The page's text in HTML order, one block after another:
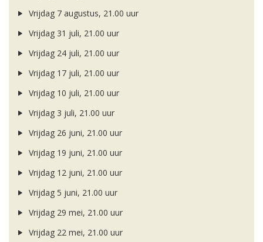
Vrijdag 7 augustus, 21.00 uur
Vrijdag 31 juli, 21.00 uur
Vrijdag 24 juli, 21.00 uur
Vrijdag 17 juli, 21.00 uur
Vrijdag 10 juli, 21.00 uur
Vrijdag 3 juli, 21.00 uur
Vrijdag 26 juni, 21.00 uur
Vrijdag 19 juni, 21.00 uur
Vrijdag 12 juni, 21.00 uur
Vrijdag 5 juni, 21.00 uur
Vrijdag 29 mei, 21.00 uur
Vrijdag 22 mei, 21.00 uur